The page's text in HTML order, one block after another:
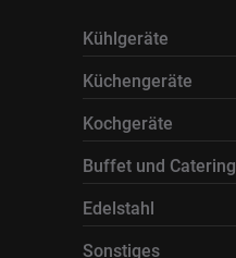
Kühlgeräte
Küchengeräte
Kochgeräte
Buffet und Catering
Edelstahl
Sonstiges